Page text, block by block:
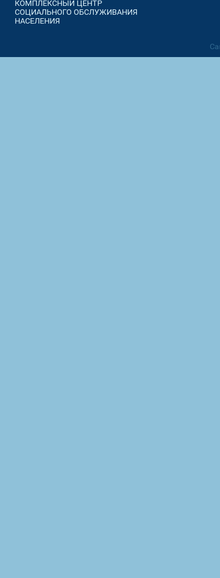
КОМПЛЕКСНЫЙ ЦЕНТР
СОЦИАЛЬНОГО ОБСЛУЖИВАНИЯ
НАСЕЛЕНИЯ